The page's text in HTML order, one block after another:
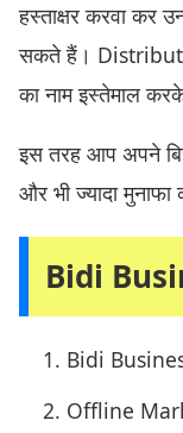
हस्ताक्षर करवा
सकते हैं।
का नाम इस्तेमाल
इस तरह आप अपने
और भी ज्यादा
Bidi
Bidi
Offline